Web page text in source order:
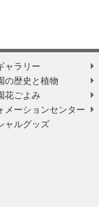
ャラリー
の歴史と植物
花ごよみ
メーションセンター
ャルグッズ